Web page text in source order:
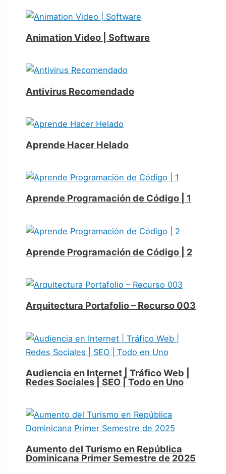
Animation Video | Software
Antivirus Recomendado
Aprende Hacer Helado
Aprende Programación de Código | 1
Aprende Programación de Código | 2
Arquitectura Portafolio – Recurso 003
Audiencia en Internet | Tráfico Web |
Redes Sociales | SEO | Todo en Uno
Aumento del Turismo en República
Dominicana Primer Semestre de 2025